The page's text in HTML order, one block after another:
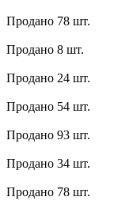
Продано 78 шт.
Продано 8 шт.
Продано 24 шт.
Продано 54 шт.
Продано 93 шт.
Продано 34 шт.
Продано 78 шт.